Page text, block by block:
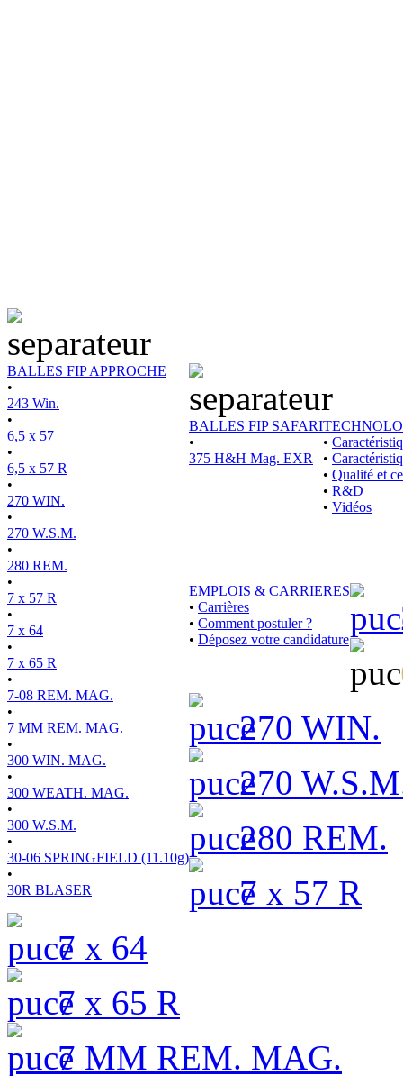
BALLES FIP APPROCHE
•
243 Win.
•
6,5 x 57
•
6,5 x 57 R
•
270 WIN.
•
270 W.S.M.
•
280 REM.
•
7 x 57 R
•
7 x 64
•
7 x 65 R
•
7-08 REM. MAG.
•
7 MM REM. MAG.
•
300 WIN. MAG.
•
300 WEATH. MAG.
•
300 W.S.M.
•
30-06 SPRINGFIELD (11.10g)
•
30R BLASER
BALLES FIP SAFARI
•
375 H&H Mag. EXR
•
•
• Qualité et
• R&D
• Vidéos
EMPLOIS & CARRIERES
• Carrières
• Comment postuler ?
• Déposez votre candidature
270 WIN.
270
280 REM.
7 x 57 R
7 x 64
7 x 65 R
7 MM REM. MAG.